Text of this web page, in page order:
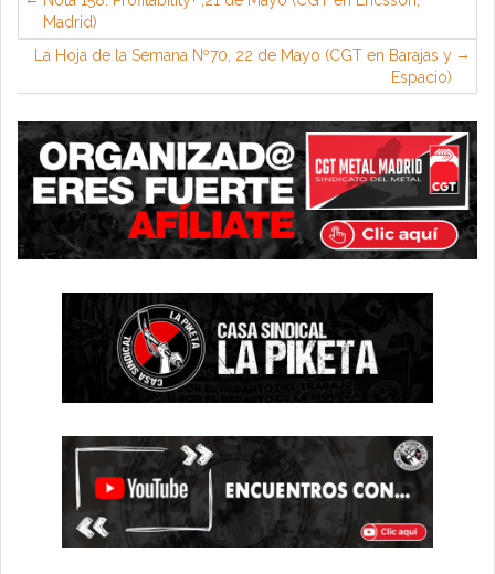
Madrid)
La Hoja de la Semana Nº70, 22 de Mayo (CGT en Barajas y
Espacio)